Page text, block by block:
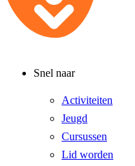
Snel naar
Activiteiten
Jeugd
Cursussen
Lid worden